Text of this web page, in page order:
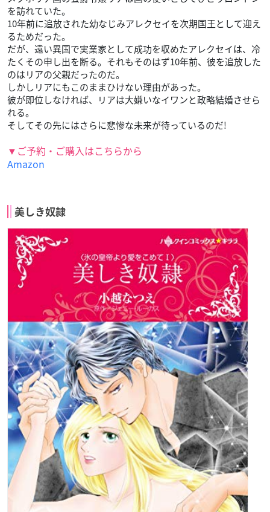
を訪れていた。
10年前に追放された幼なじみアレクセイを次期国王として迎え
るためだった。
だが、遠い異国で実業家として成功を収めたアレクセイは、冷
たくその申し出を断る。それもそのはず10年前、彼を追放した
のはリアの父親だったのだ。
しかしリアにもこのままひけない理由があった。
彼が即位しなければ、リアは大嫌いなイワンと政略結婚させら
れる。
そしてその先にはさらに悲惨な未来が待っているのだ!
▼ご予約・ご購入はこちらから
Amazon
美しき奴隷